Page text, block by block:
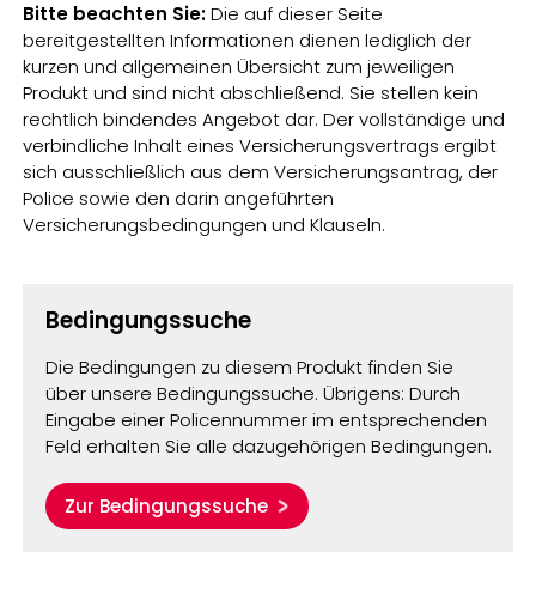
Bitte beachten Sie:Die auf dieser Seite
bereitgestellten Informationen dienen lediglich der
kurzen und allgemeinen Übersicht zum jeweiligen
Produkt und sind nicht abschließend. Sie stellen kein
rechtlich bindendes Angebot dar. Der vollständige und
verbindliche Inhalt eines Versicherungsvertrags ergibt
sich ausschließlich aus dem Versicherungsantrag, der
Police sowie den darin angeführten
Versicherungsbedingungen und Klauseln.
Bedingungssuche
Die Bedingungen zu diesem Produkt finden Sie
über unsere Bedingungssuche. Übrigens: Durch
Eingabe einer Policennummer im entsprechenden
Feld erhalten Sie alle dazugehörigen Bedingungen.
Zur Bedingungssuche